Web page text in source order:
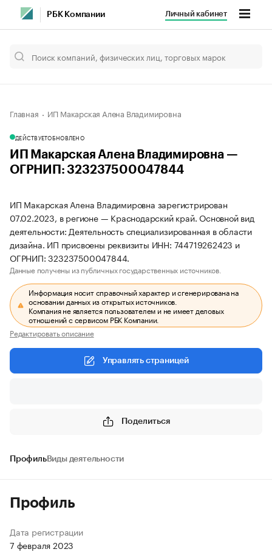
РБК Компании Личный кабинет
Главная ИП Макарская Алена Владимировна
ДЕЙСТВУЕТОБНОВЛЕНО
ИП Макарская Алена Владимировна —
ОГРНИП: 323237500047844
ИП Макарская Алена Владимировна зарегистрирован
07.02.2023, в регионе — Краснодарский край. Основной вид
деятельности: Деятельность специализированная в области
дизайна. ИП присвоены реквизиты ИНН: 744719262423 и
ОГРНИП: 323237500047844.
Данные получены из публичных государственных источников.
Информация носит справочный характер и сгенерирована на
основании данных из открытых источников.
Компания не является пользователем и не имеет деловых
отношений с сервисом РБК Компании.
Редактировать описание
Управлять страницей
Поделиться
ПрофильВиды деятельности
Профиль
Дата регистрации
7 февраля 2023